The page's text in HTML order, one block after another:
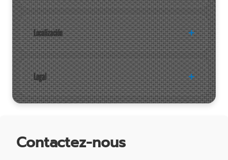
Localización
Legal
Contactez-nous